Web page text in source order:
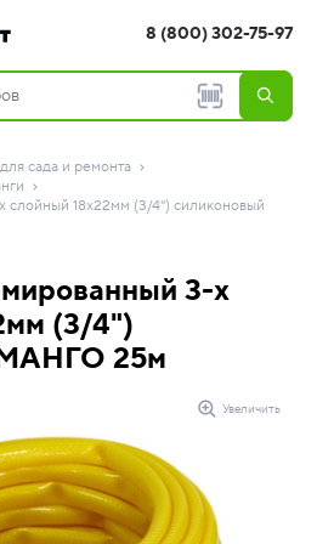
8 (800) 302-75-97
сада и ремонта
18х22мм (3/4") силиконовый
3-х
(3/4")
25м
Увеличить